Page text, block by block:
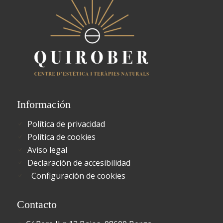
Información
Política de privacidad
Política de cookies
Aviso legal
Declaración de accesibilidad
Configuración de cookies
Contacto